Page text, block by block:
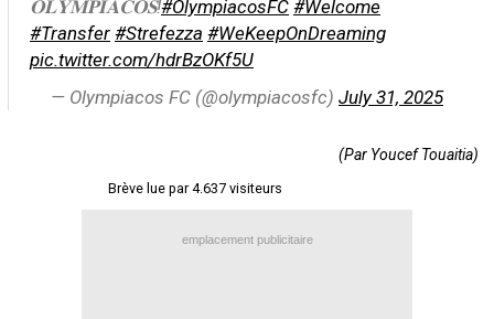
𝐎𝐋𝐘𝐌𝐏𝐈𝐀𝐂𝐎𝐒!#OlympiacosFC #Welcome
#Transfer #Strefezza #WeKeepOnDreaming
pic.twitter.com/hdrBzOKf5U
— Olympiacos FC (@olympiacosfc) July 31, 2025
(Par Youcef Touaitia)
Brève lue par 4.637 visiteurs
emplacement publicitaire
Taille de la police
Paramètrages / Options
Contact / Signaler un bug
Mentions légales